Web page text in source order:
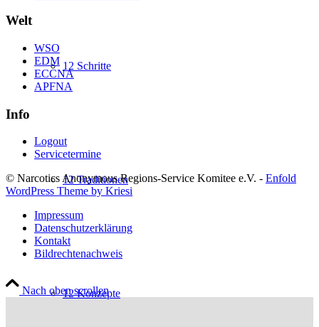
12 Schritte
12 Traditionen
12 Konzepte
Welt
WSO
EDM
ECCNA
APFNA
Info
Logout
Servicetermine
© Narcotics Anonymous Regions-Service Komitee e.V. - Enfold
WordPress Theme by Kriesi
Impressum
Datenschutzerklärung
Kontakt
Bildrechtenachweis
Nach oben scrollen